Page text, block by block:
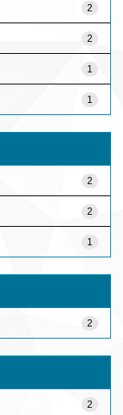
2
2
1
1
2
2
1
2
2